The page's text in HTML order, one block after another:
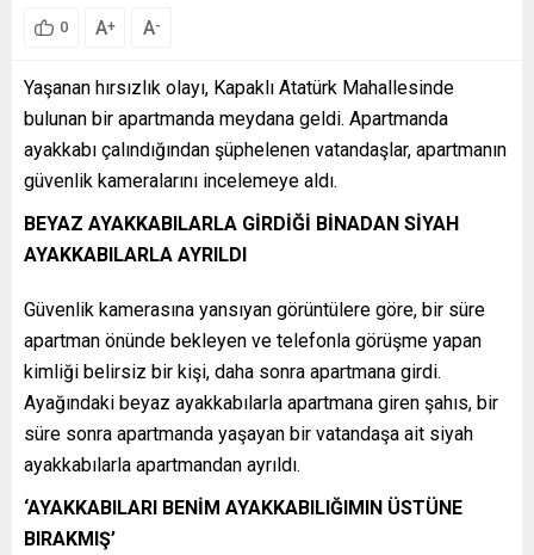
0 A+ A-
Yaşanan hırsızlık olayı, Kapaklı Atatürk Mahallesinde
bulunan bir apartmanda meydana geldi. Apartmanda
ayakkabı çalındığından şüphelenen vatandaşlar, apartmanın
güvenlik kameralarını incelemeye aldı.
BEYAZ AYAKKABILARLA GİRDİĞİ BİNADAN SİYAH
AYAKKABILARLA AYRILDI
Güvenlik kamerasına yansıyan görüntülere göre, bir süre
apartman önünde bekleyen ve telefonla görüşme yapan
kimliği belirsiz bir kişi, daha sonra apartmana girdi.
Ayağındaki beyaz ayakkabılarla apartmana giren şahıs, bir
süre sonra apartmanda yaşayan bir vatandaşa ait siyah
ayakkabılarla apartmandan ayrıldı.
‘AYAKKABILARI BENİM AYAKKABILIĞIMIN ÜSTÜNE
BIRAKMIŞ’